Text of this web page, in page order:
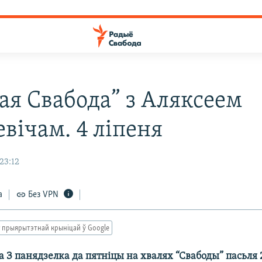
Свабода” з Аляксеем
4 ліпеня
Без VPN
прыярытэтнай крыніцай ў Google
З панядзелка да пятніцы на хвалях “Свабоды” пасьля